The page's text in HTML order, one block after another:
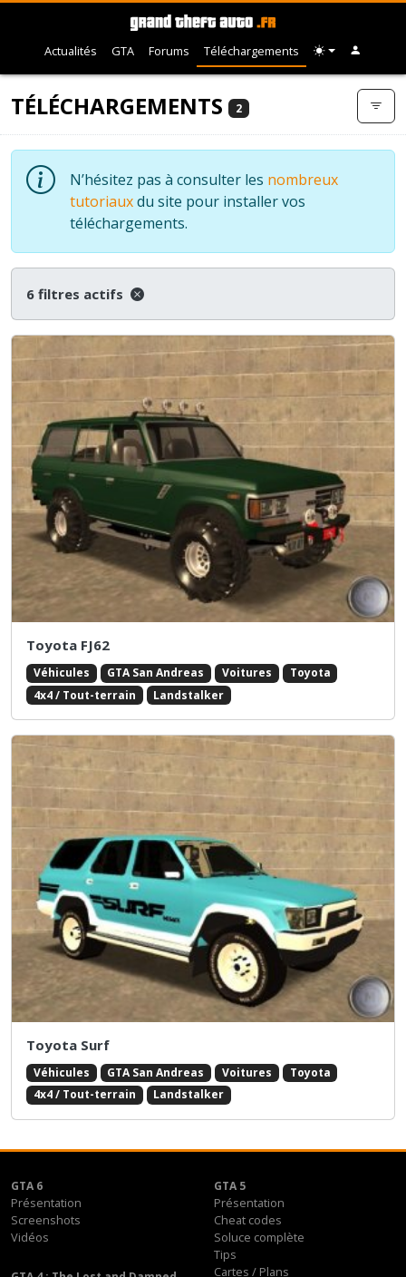
Actualités GTA Forums Téléchargements
TÉLÉCHARGEMENTS 2
N’hésitez pas à consulter les nombreux
tutoriauxdu site pour installer vos
téléchargements.
6 filtres actifs
Toyota FJ62
Véhicules GTA San Andreas Voitures
Toyota
4x4 / Tout-terrain
Landstalker
Toyota Surf
Véhicules GTA San Andreas Voitures
Toyota
4x4 / Tout-terrain
Landstalker
GTA 6
Présentation
Screenshots
Vidéos
GTA 5
Présentation
Cheat codes
Soluce complète
Tips
Cartes / Plans